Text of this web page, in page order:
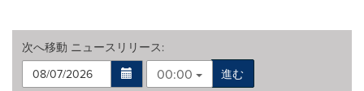
次へ移動 ニュースリリース:
00:00
進む